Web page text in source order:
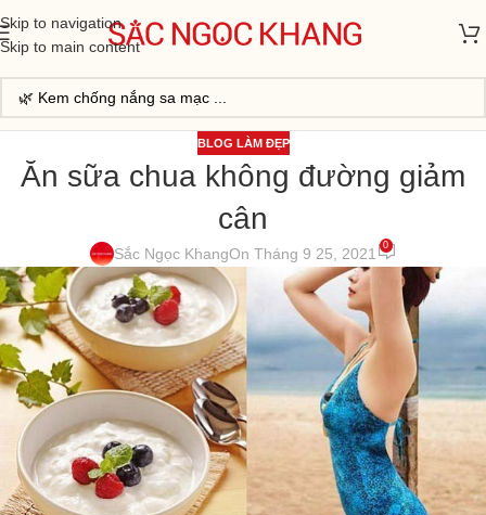
Skip to navigation
Skip to main content
BLOG LÀM ĐẸP
Ăn sữa chua không đường giảm
cân
Sắc Ngọc KhangOn Tháng 9 25, 2021 0